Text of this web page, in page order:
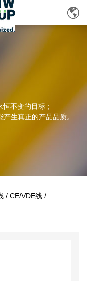
不变的目标；
真正的产品品质。
/ CE/VDE线 /